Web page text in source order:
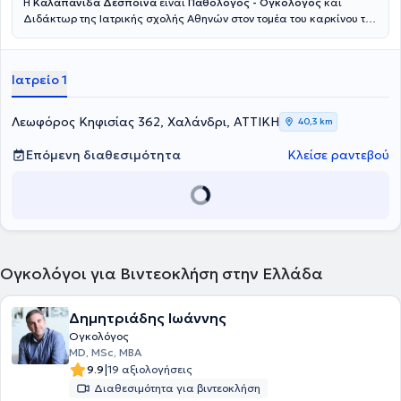
Διδάκτωρ της Ιατρικής σχολής Αθηνών στον τομέα του καρκίνου του
είναι να στέκεται ουσιαστικά δίπλα στους ασθενείς με καρκίνο σε
τους ενημέρωση, την εμπιστοσύνη και την ανθρώπινη σχέση ιατρού -
ασθενούς. Διαθέτει σημαντική εμπειρία ως ερευνητής σε μεγάλες
πολυκεντρικές κλινικές μελέτες, γεγονός που της επιτρέπει να
εφαρμόζει σύγχρονες και τεκμηριωμένες θεραπευτικές
προσεγγίσεις. Συνεργάζεται με τα Νοσοκομεία "Υγεία" και
Ευρωκλινική Αθηνών καθώς συμμετέχει και ενεργά στην
Ιατρείο 1
Λεωφόρος Κηφισίας 362, Χαλάνδρι, ΑΤΤΙΚΗ 40,3 km
Επόμενη διαθεσιμότητα Κλείσε ραντεβού
Ογκολόγοι για Βιντεοκλήση στην Ελλάδα
Δημητριάδης Ιωάννης
Ογκολόγος
MD, MSc, MBA
9.9|19 αξιολογήσεις
Διαθεσιμότητα για βιντεοκλήση